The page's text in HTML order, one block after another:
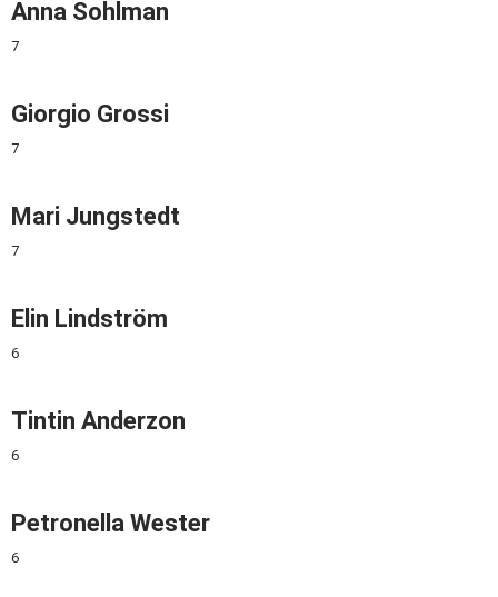
Anna Sohlman
7
Giorgio Grossi
7
Mari Jungstedt
7
Elin Lindström
6
Tintin Anderzon
6
Petronella Wester
6